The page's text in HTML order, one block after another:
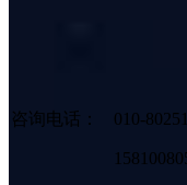
咨询电话： 010-